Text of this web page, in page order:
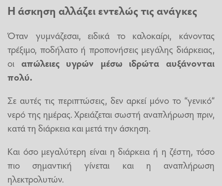
Η άσκηση αλλάζει εντελώς τις ανάγκες
Όταν γυμνάζεσαι, ειδικά το καλοκαίρι, κάνοντας
τρέξιμο, ποδήλατο ή προπονήσεις μεγάλης διάρκειας,
οι απώλειες υγρών μέσω ιδρώτα αυξάνονται
πολύ.
Σε αυτές τις περιπτώσεις, δεν αρκεί μόνο το “γενικό”
νερό της ημέρας. Χρειάζεται σωστή αναπλήρωση πριν,
κατά τη διάρκεια και μετά την άσκηση.
Και όσο μεγαλύτερη είναι η διάρκεια ή η ζέστη, τόσο
πιο σημαντική γίνεται και η αναπλήρωση
ηλεκτρολυτών.